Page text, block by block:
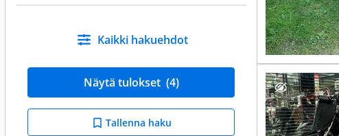
Kaikki hakuehdot
Näytä tulokset (4)
Tallenna haku